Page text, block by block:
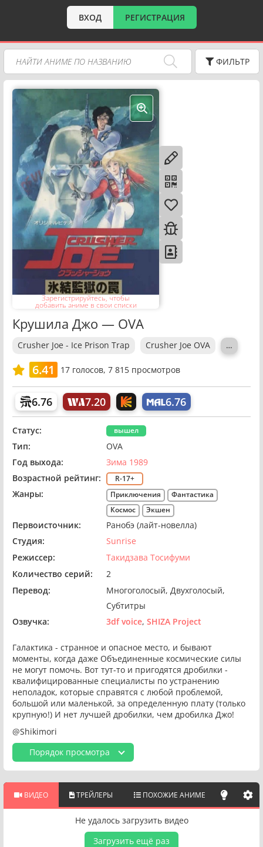
ВХОД РЕГИСТРАЦИЯ
ФИЛЬТР
Зарегистрируйтесь, чтобы
добавить аниме в свои списки
Крушила Джо — OVA
Crusher Joe - Ice Prison Trap Crusher Joe OVA …
6.41 17голосов, 7 815 просмотров
6.76 7.20 6.76
Статус: вышел
Тип:
OVA
Год выхода:
Зима 1989
Возрастной рейтинг:
R-17+
Жанры: Приключения
Фантастика
Космос
Экшен
Первоисточник:
Ранобэ (лайт-новелла)
Студия:
Sunrise
Режиссер:
Такидзава Тосифуми
Количество серий:
2
Перевод:
Многоголосый Двухголосый
Субтитры
Озвучка:
3df voice SHIZA Project
Галактика - странное и опасное место, и бывают
моменты, когда даже Объединенные космические силы
не могут помочь. Вот тут-то и пригодятся дробилки -
квалифицированные специалисты по устранению
неполадок, которые справятся с любой проблемой,
большой или маленькой, за определенную плату (только
крупную!) И нет лучшей дробилки, чем дробилка Джо!
@Shikimori
Порядок просмотра
ВИДЕО ТРЕЙЛЕРЫ ПОХОЖИЕ АНИМЕ
Не удалось загрузить видео
Загрузить ещё раз